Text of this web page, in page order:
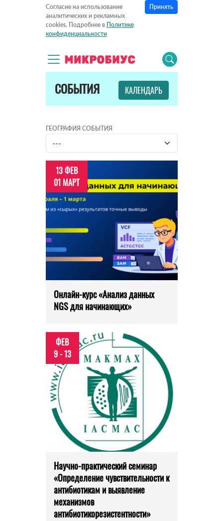
Согласие на использование
аналитических и рекламных
cookies. Подробнее в Политике
конфиденциальности
Принять
СОБЫТИЯ КАЛЕНДАРЬ
ГЕОГРАФИЯ СОБЫТИЯ
13 ФЕВ
01 МАРТ
Онлайн-курс «Анализ данных
NGS для начинающих»
ФЕВ
9 - 13
Научно-практический семинар
«Определение чувствительности к
антибиотикам и выявление
механизмов
антибиотикорезистентности»